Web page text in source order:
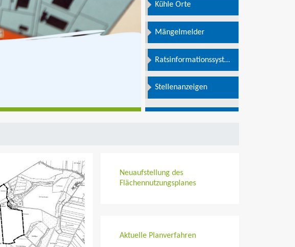
Kühle Orte
Mängelmelder
Ratsinformationssystem
Stellenanzeigen
Neuaufstellung des
Flächennutzungsplanes
Aktuelle Planverfahren